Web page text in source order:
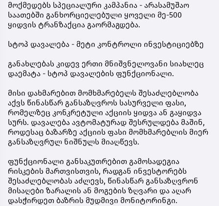
მოქმედებს სპეციალური კამპანია - არასამუშაო
საათებში განხორციელებული ყოველი მე-500
ყიდვის ტრანზაქცია გაორმაგდება.
სტოპ დავალება - მეტი კონტროლი ინვესტიციებზე
განახლებას კიდევ ერთი მნიშვნელოვანი სიახლეც
დაემატა - სტოპ დავალების ფუნქციონალი.
მისი დახმარებით მომხმარებელს შესაძლებლობა
აქვს წინასწარ განსაზღვროს სასურველი ფასი,
რომელზეც კონკრეტული აქციის ყიდვა ან გაყიდვა
სურს. დავალება ავტომატურად შესრულდება მაშინ,
როდესაც ბაზარზე აქციის ფასი მომხმარებლის მიერ
განსაზღვრულ ნიშნულს მიაღწევს.
ფუნქციონალი განსაკუთრებით გამოსადეგია
რისკების მართვისთვის, რადგან ინვესტორებს
შესაძლებლობას აძლევს, წინასწარ განსაზღვრონ
მისაღები ზარალის ან მოგების ზღვარი და აღარ
დასჭირდეთ ბაზრის მუდმივი მონიტორინგი.